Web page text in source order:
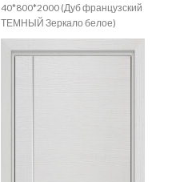
40*800*2000 (Дуб французский
ТЕМНЫЙ Зеркало белое)